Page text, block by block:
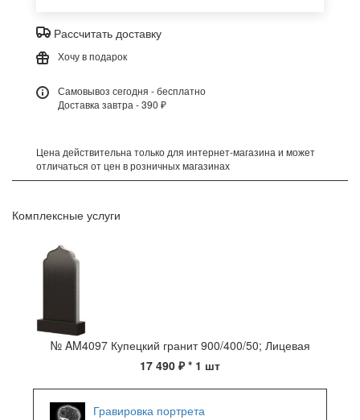
Рассчитать доставку
Хочу в подарок
Самовывоз сегодня - бесплатно
Доставка завтра - 390 ₽
Цена действительна только для интернет-магазина и может
отличаться от цен в розничных магазинах
Комплексные услуги
№ AM4097 Купецкий гранит 900/400/50; Лицевая
17 490 ₽* 1 шт
Гравировка портрета